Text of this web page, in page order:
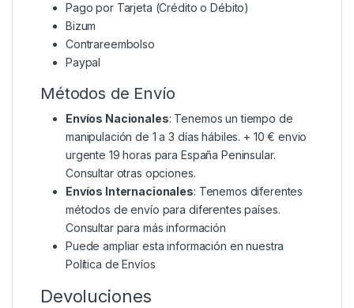
Pago por Tarjeta (Crédito o Débito)
Bizum
Contrareembolso
Paypal
Métodos de Envío
Envíos Nacionales: Tenemos un tiempo de
manipulación de 1 a 3 días hábiles. + 10 € envio
urgente 19 horas para España Peninsular.
Consultar otras opciones.
Envíos Internacionales: Tenemos diferentes
métodos de envío para diferentes países.
Consultar para más información
Puede ampliar esta información en nuestra
Política de Envíos
Devoluciones